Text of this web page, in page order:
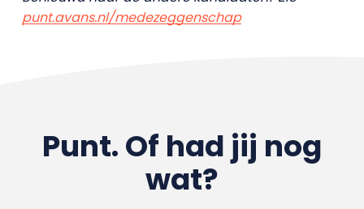
punt.avans.nl/medezeggenschap
Punt. Of had jij nog
wat?